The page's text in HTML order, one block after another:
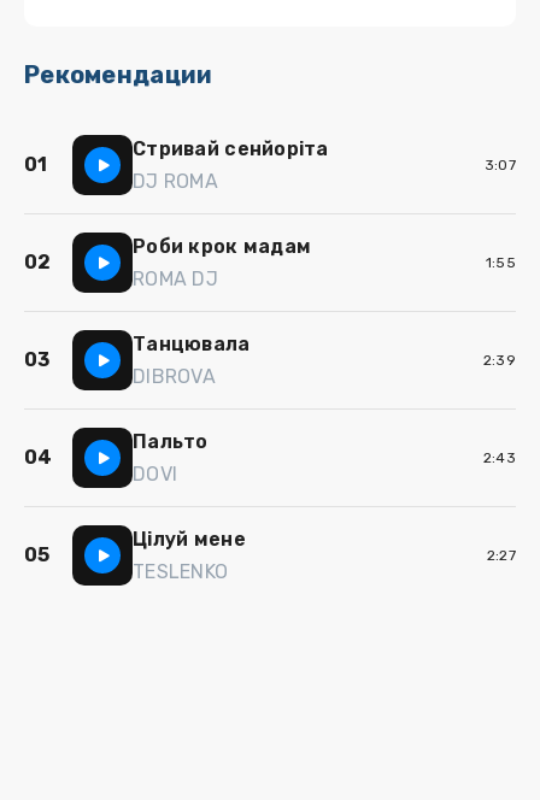
Рекомендации
01
Стривай сенйоріта
DJ ROMA
3:07
02
Роби крок мадам
ROMA DJ
1:55
03
Танцювала
DIBROVA
2:39
04
Пальто
DOVI
2:43
05
Цілуй мене
TESLENKO
2:27